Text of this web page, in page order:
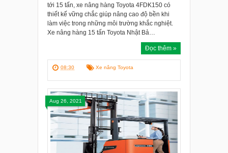
tới 15 tấn, xe nâng hàng Toyota 4FDK150 có
thiết kế vững chắc giúp nâng cao độ bền khi
làm việc trong những môi trường khắc nghiệt.
Xe nâng hàng 15 tấn Toyota Nhật Bả…
Đọc thêm »
08:30 Xe nâng Toyota
Aug 26, 2021